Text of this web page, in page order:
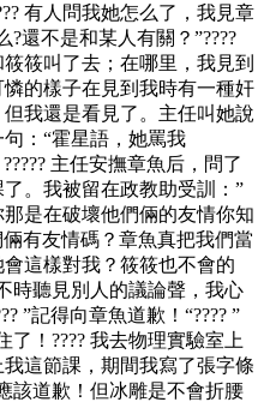
有人問我她怎么了，我見章
還不是和某人有關？”????
筱叫了去；在哪里，我見到
的樣子在見到我時有一種奸
我還是看見了。主任叫她說
：“霍星語，她罵我
主任安撫章魚后，問了
。我被留在政教助受訓：”
是在破壞他們倆的友情你知
有友情碼？章魚真把我們當
這樣對我？筱筱也不會的
時聽見別人的議論聲，我心
”記得向章魚道歉！“???? ”
！???? 我去物理實驗室上
這節課，期間我寫了張字條
該道歉！但冰雕是不會折腰